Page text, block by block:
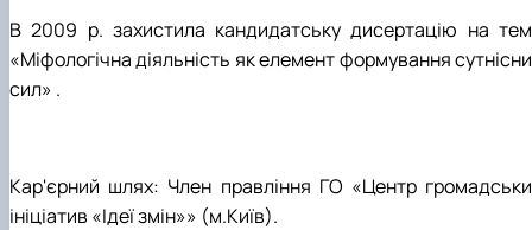
В 2009 р. захистила кандидатську дисертацію на
«Міфологічна діяльність як елемент формування
сил» .
Кар'єрний шлях: Член правління ГО «Центр
ініціатив «Ідеї змін»» (м.Київ).